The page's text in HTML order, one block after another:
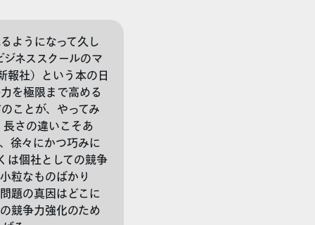
ようになって久し
ネススクールのマ
報社）という本の日
を極限まで高める
ことが、やってみ
さの違いこそあ
徐々にかつ巧みに
は個社としての競争
粒なものばかり
題の真因はどこに
競争力強化のため